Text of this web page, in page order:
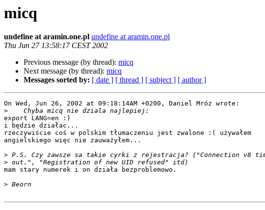
micq
undefine at aramin.one.pl undefine at aramin.one.pl
Thu Jun 27 13:58:17 CEST 2002
Previous message (by thread): micq
Next message (by thread): micq
Messages sorted by: [ date ] [ thread ] [ subject ] [ author ]
On Wed, Jun 26, 2002 at 09:18:14AM +0200, Daniel Mróz wrote:
>
export LANG=en :)
i będzie działac...
rzeczywiście coś w polskim tłumaczeniu jest zwalone :( używałem
angielskiego więc nie zauważyłem...
>
>
mam stary numerek i on działa bezproblemowo.
>